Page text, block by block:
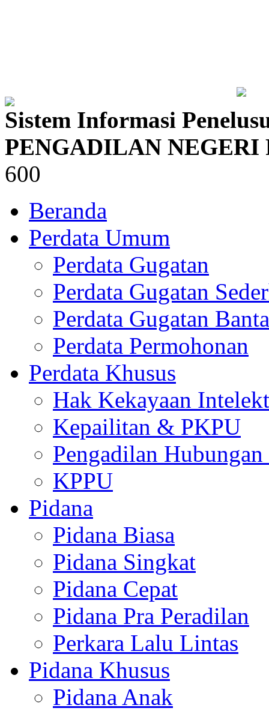
Sistem Informasi
PENGADILAN NEGERI
600
Beranda
Perdata Umum
Perdata Gugatan
Perdata Gugatan
Perdata Gugatan
Perdata Permohonan
Perdata Khusus
Hak Kekayaan
Kepailitan & PKPU
Pengadilan
KPPU
Pidana
Pidana Biasa
Pidana Singkat
Pidana Cepat
Pidana Pra Peradilan
Perkara Lalu Lintas
Pidana Khusus
Pidana Anak